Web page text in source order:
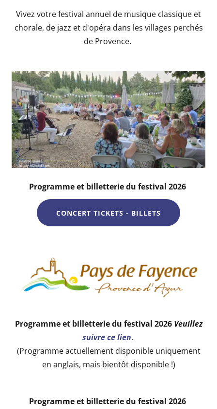
Vivez votre festival annuel de musique classique et
chorale, de jazz et d'opéra dans les villages perchés
de Provence.
Programme et billetterie du festival 2026
CONCERT TICKETS - BILLETS
Programme et billetterie du festival 2026 Veuillez
suivre ce lien.
(Programme actuellement disponible uniquement
en anglais, mais bientôt disponible !)
Programme et billetterie du festival 2026